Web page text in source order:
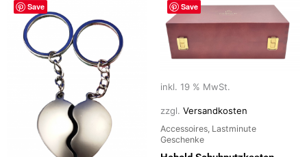
Save Save
inkl. 19 % MwSt.
zzgl. Versandkosten
Accessoires, Lastminute
Geschenke